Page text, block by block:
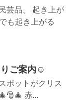
芸品、 起き上が
も起き上がる
ご案内☺️
ポットがクリス
赤...